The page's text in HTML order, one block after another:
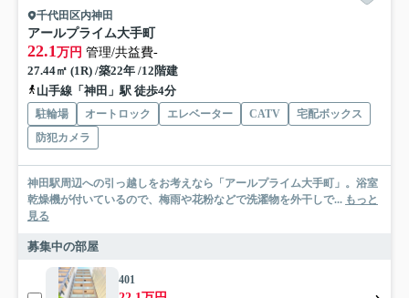
千代田区内神田
アールプライム大手町
22.1万円 管理/共益費-
27.44㎡ (1R) /築22年 /12階建
山手線「神田」駅 徒歩4分
駐輪場 オートロック エレベーター CATV
宅配ボックス
防犯カメラ
神田駅周辺への引っ越しをお考えなら「アールプライム大手町」。浴室
乾燥機が付いているので、梅雨や花粉などで洗濯物を外干しで... もっと
見る
募集中の部屋
401